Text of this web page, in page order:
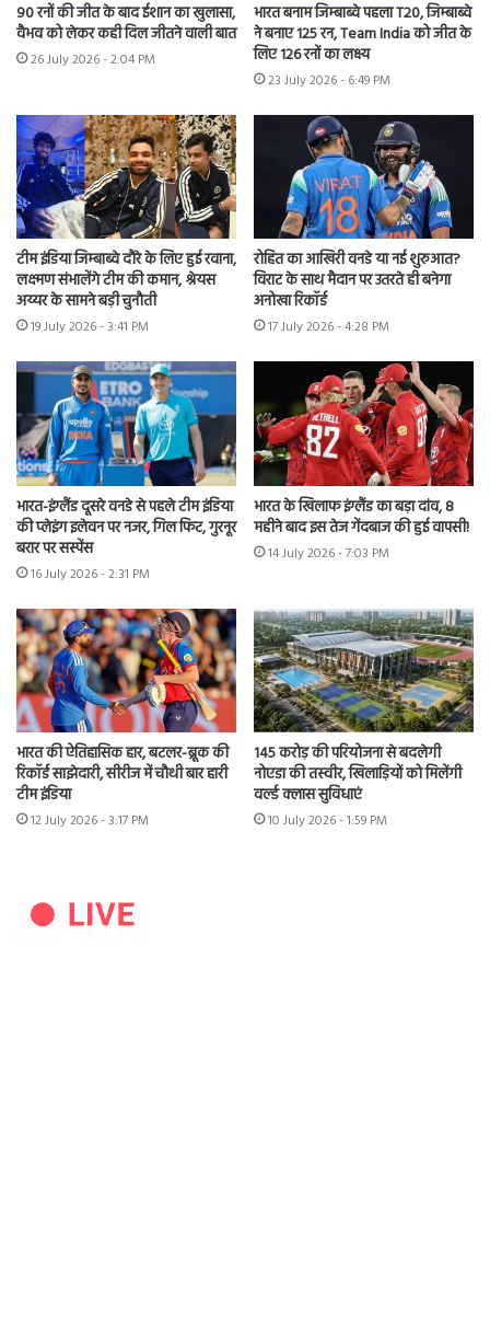
90 रनों की जीत के बाद ईशान का खुलासा,
वैभव को लेकर कही दिल जीतने वाली बात
26 July 2026 - 2:04 PM
भारत बनाम जिम्बाब्वे पहला T20, जिम्बाब्वे
ने बनाए 125 रन, Team India को जीत के
लिए 126 रनों का लक्ष्य
23 July 2026 - 6:49 PM
टीम इंडिया जिम्बाब्वे दौरे के लिए हुई रवाना,
लक्ष्मण संभालेंगे टीम की कमान, श्रेयस
अय्यर के सामने बड़ी चुनौती
19 July 2026 - 3:41 PM
रोहित का आखिरी वनडे या नई शुरुआत?
विराट के साथ मैदान पर उतरते ही बनेगा
अनोखा रिकॉर्ड
17 July 2026 - 4:28 PM
भारत-इंग्लैंड दूसरे वनडे से पहले टीम इंडिया
की प्लेइंग इलेवन पर नजर, गिल फिट, गुरनूर
बरार पर सस्पेंस
16 July 2026 - 2:31 PM
भारत के खिलाफ इंग्लैंड का बड़ा दांव, 8
महीने बाद इस तेज गेंदबाज की हुई वापसी!
14 July 2026 - 7:03 PM
भारत की ऐतिहासिक हार, बटलर-ब्रूक की
रिकॉर्ड साझेदारी, सीरीज में चौथी बार हारी
टीम इंडिया
12 July 2026 - 3:17 PM
145 करोड़ की परियोजना से बदलेगी
नोएडा की तस्वीर, खिलाड़ियों को मिलेंगी
वर्ल्ड क्लास सुविधाएं
10 July 2026 - 1:59 PM